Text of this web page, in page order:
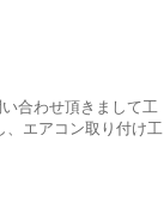
合わせ頂きまして工
、エアコン取り付け工